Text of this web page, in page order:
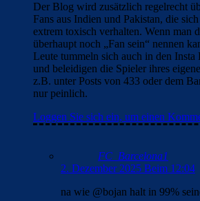
Der Blog wird zusätzlich regelrecht
Fans aus Indien und Pakistan, die
extrem toxisch verhalten. Wenn man
überhaupt noch „Fan sein“ nennen
Leute tummeln sich auch in den Insta
und beleidigen die Spieler ihres
z.B. unter Posts von 433 oder dem
nur peinlich.
Loggen Sie sich ein, um einen
FC_Barcelona1
2. Dezember 2025 Beim 12:04
na wie @bojan halt in 99%